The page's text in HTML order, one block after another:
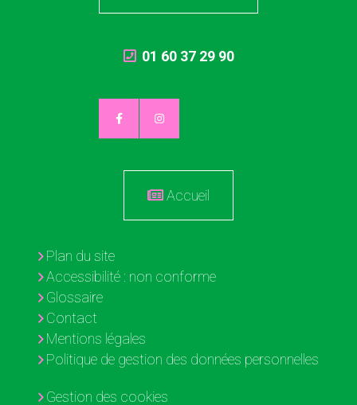
01 60 37 29 90
Accueil
Plan du site
Accessibilité : non conforme
Glossaire
Contact
Mentions légales
Politique de gestion des données personnelles
Gestion des cookies